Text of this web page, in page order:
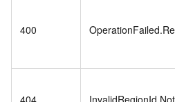
400
404